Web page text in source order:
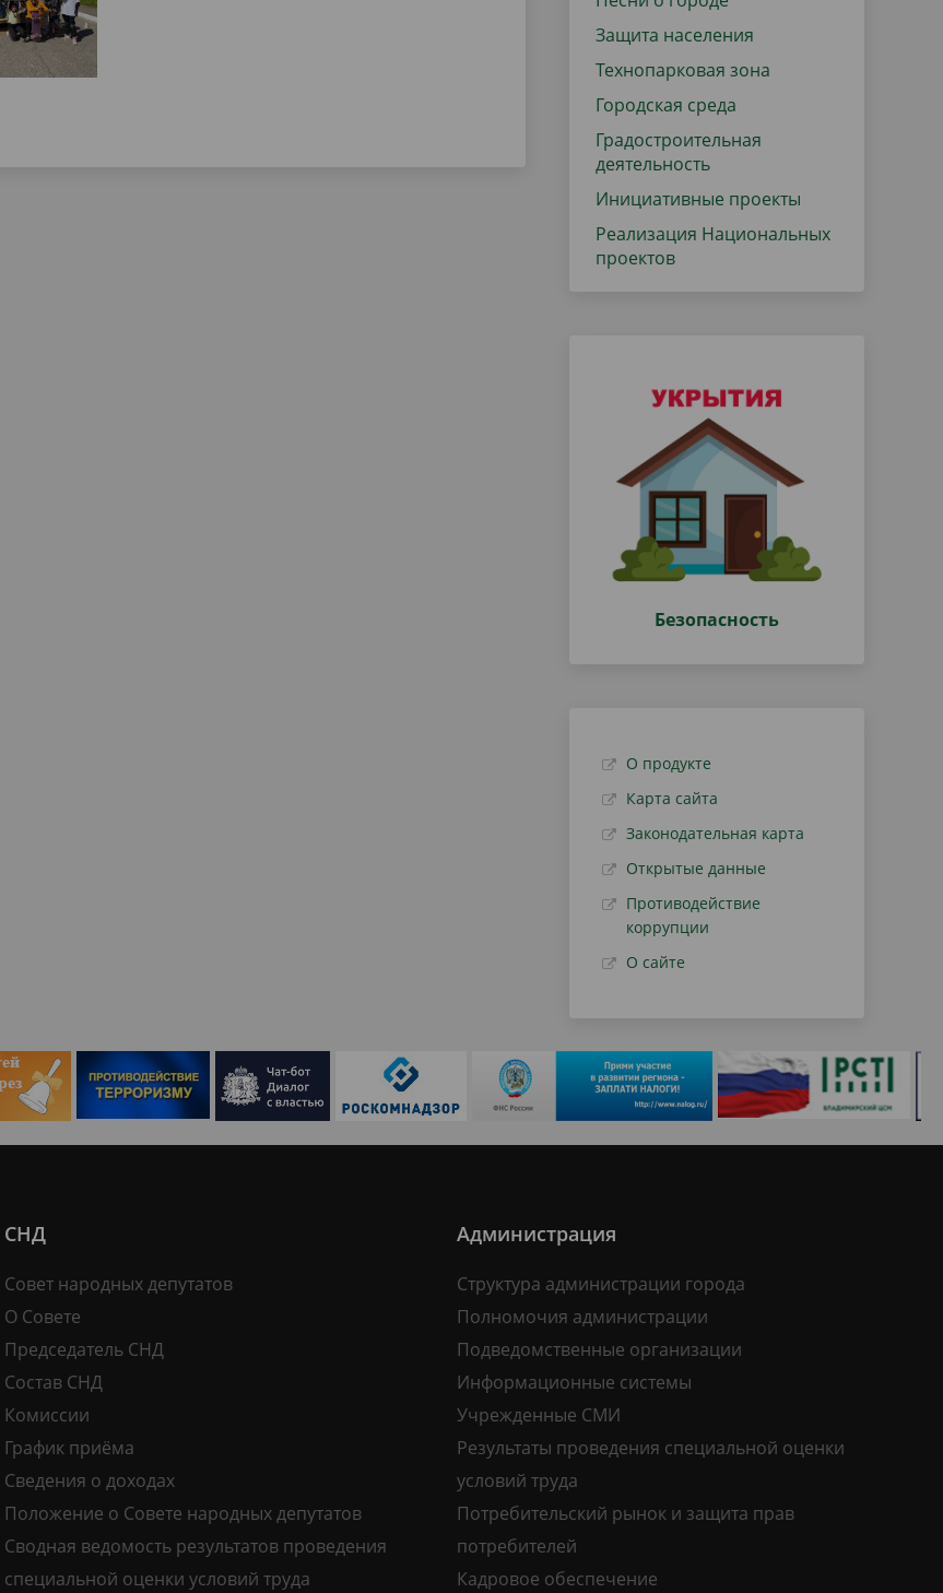
Защита населения
Технопарковая зона
Городская среда
Градостроительная
деятельность
Инициативные проекты
Реализация Национальных
проектов
Безопасность
О продукте
Карта сайта
Законодательная карта
Открытые данные
Противодействие
коррупции
О сайте
СНД
Совет народных депутатов
О Совете
Председатель СНД
Состав СНД
Комиссии
График приёма
Сведения о доходах
Положение о Совете народных депутатов
Сводная ведомость результатов проведения
специальной оценки условий труда
Администрация
Структура администрации города
Полномочия администрации
Подведомственные организации
Информационные системы
Учрежденные СМИ
Результаты проведения специальной оценки
условий труда
Потребительский рынок и защита прав
потребителей
Кадровое обеспечение